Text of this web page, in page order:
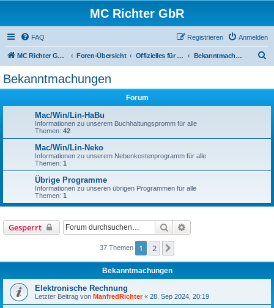
MC Richter GbR
FAQ Anmelden
Registrieren
MC Richter GbR (Impressum / Datenschutz) Foren-Übersicht Offizielles für Jedermann Bekanntmachungen
Bekanntmachungen
Forum
Mac/Win/Lin-HaBu
Informationen zu unserem Buchhaltungspromm für alle
Themen: 42
Mac/Win/Lin-Neko
Informationen zu unserem Nebenkostenprogramm für alle
Themen: 1
Übrige Programme
Informationen zu unseren übrigen Programmen für alle
Themen: 1
Gesperrt Suche
37 Themen 1 2
Bekanntmachungen
Elektronische Rechnung
Letzter Beitrag von ManfredRichter« 28. Sep 2024, 20:19